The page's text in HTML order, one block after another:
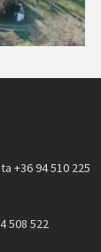
+36 94 510 225
508 522